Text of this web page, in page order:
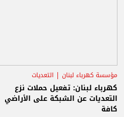
مؤسسة كهرباء لبنان
التعديات
التيار الكهربائي
كهرباء لبنان: تفعيل حملات نزع
التعديات عن الشبكة على الأراضي
كافة